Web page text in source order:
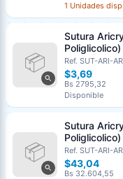
1 Unidades
Sutura
Aguja de 1/
17mm
Ref. SUT-ARI-
$3,69
Bs 2795,32
Disponible
Sutura
Unds ARIZI
Punta
Ref. SUT-ARI-
$43,04
Bs 32.604,55